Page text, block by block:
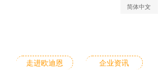
走进欧迪恩 企业资讯
ꀅ
简体中文